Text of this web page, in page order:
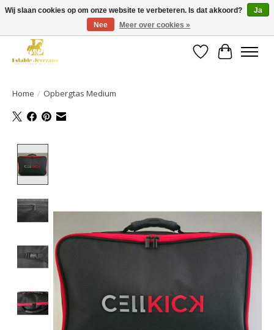
Gratis verzending vanaf €49 op een groot deel van ons assortiment
Verlanglijst
Home / Opbergtas Medium
Wij slaan cookies op om onze website te verbeteren. Is dat akkoord?
Ja
Nee
Meer over cookies »